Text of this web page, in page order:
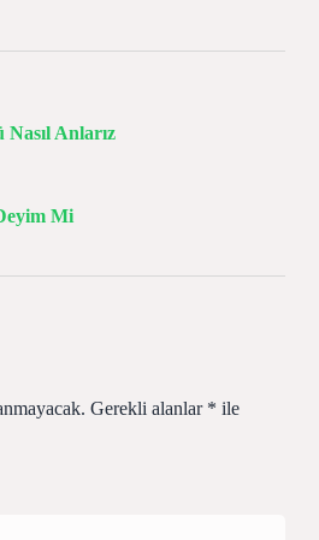
Anlarız
Mi
Gerekli alanlar * ile